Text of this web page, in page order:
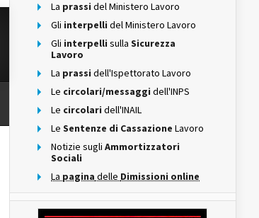
La prassi del Ministero Lavoro
Gli interpelli del Ministero Lavoro
Gli interpelli sulla Sicurezza
Lavoro
La prassi dell'Ispettorato Lavoro
Le circolari/messaggi dell'INPS
Le circolari dell'INAIL
Le Sentenze di Cassazione Lavoro
Notizie sugli Ammortizzatori
Sociali
La pagina delle Dimissioni online